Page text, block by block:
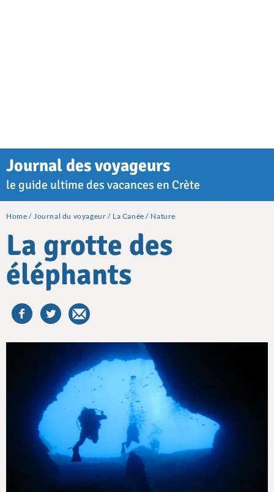
Journal des voyageurs
le guide ultime des vacances en Crète
Home Journal du voyageur La Canée Nature
La grotte des
éléphants